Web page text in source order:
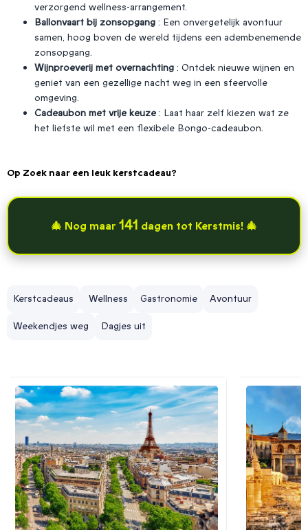
verzorgend wellness-arrangement.
Ballonvaart bij zonsopgang : Een onvergetelijk avontuur
samen, hoog boven de wereld tijdens een adembenemende
zonsopgang.
Wijnproeverij met overnachting : Ontdek nieuwe wijnen en
geniet van een gezellige nacht weg in een sfeervolle
omgeving.
Cadeaubon met vrije keuze: Laat haar zelf kiezen wat ze
het liefste wil met een flexibele Bongo-cadeaubon.
Op Zoek naar een leuk kerstcadeau?
🎄 Nog maar 141 dagen tot Kerstmis! 🎄
Kerstcadeaus Wellness Gastronomie Avontuur
Weekendjes weg Dagjes uit